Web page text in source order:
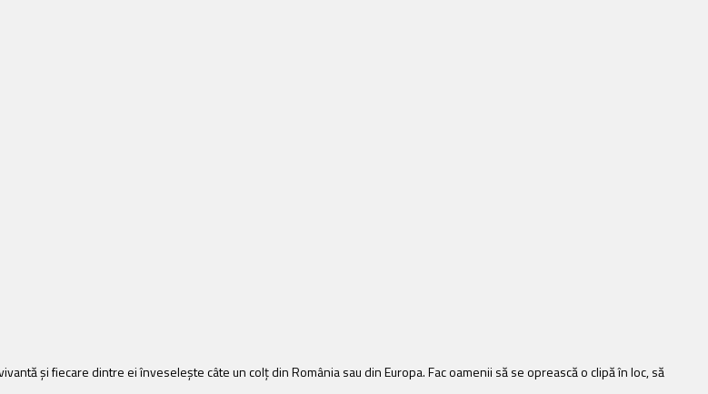
și fiecare dintre ei înveselește câte un colț din România sau din Europa. Fac oamenii să se oprească o clipă în loc, să